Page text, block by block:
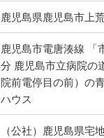
鹿児島県鹿児島市上
鹿児島市電唐湊線 「
分 鹿児島市立病院の
院前電停目の前）の
ハウス
（公社）鹿児島県宅